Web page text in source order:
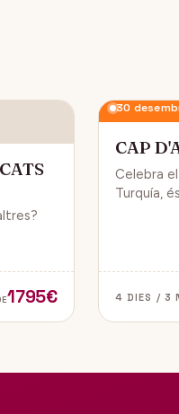
1795€
30
CAP
Celebra
Turquía,
4 DIES / 3